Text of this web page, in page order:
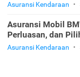
Asuransi Kendaraan •
Asuransi Mobil
Perluasan, dan
Asuransi Kendaraan •